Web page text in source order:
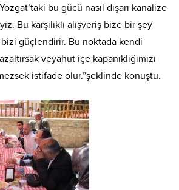
bu gücü nasıl dışarı kanalize
Bu karşılıklı alışveriş bize bir şey
güçlendirir. Bu noktada kendi
veyahut içe kapanıklığımızı
istifade olur.”şeklinde konuştu.